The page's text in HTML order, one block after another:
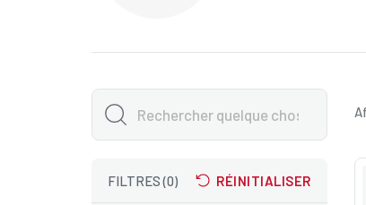
FILTRES (0) RÉINITIALISER